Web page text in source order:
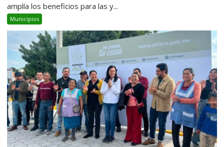
amplía los beneficios para las y...
Municipios